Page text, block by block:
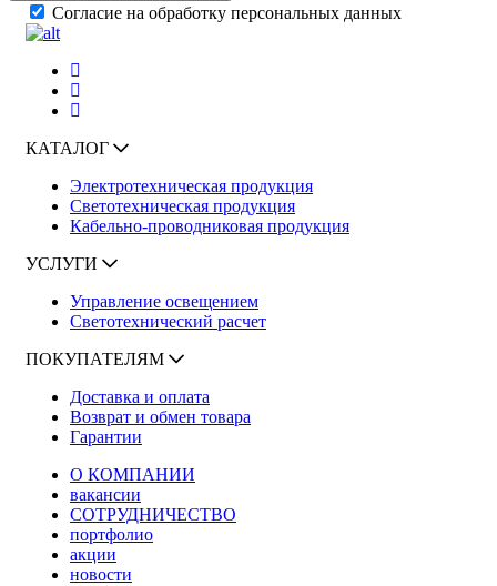
Согласие на обработку персональных данных
КАТАЛОГ
Электротехническая продукция
Светотехническая продукция
Кабельно-проводниковая продукция
УСЛУГИ
Управление освещением
Светотехнический расчет
ПОКУПАТЕЛЯМ
Доставка и оплата
Возврат и обмен товара
Гарантии
О КОМПАНИИ
вакансии
СОТРУДНИЧЕСТВО
портфолио
акции
новости